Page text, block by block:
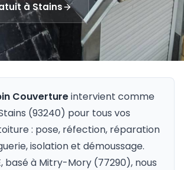
à Stains
Couvertureintervient comme
(93240) pour tous vos
: pose, réfection, réparation
isolation et démoussage.
basé à Mitry-Mory (77290), nous